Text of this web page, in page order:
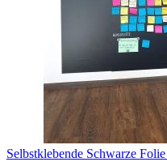
Selbstklebende Schwarze